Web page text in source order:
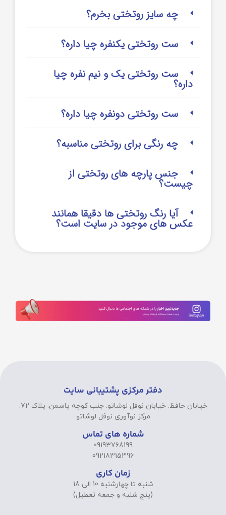
چه سایز روتختی بخرم؟
ست روتختی یکنفره چیا داره؟
ست روتختی یک و نیم نفره چیا
داره؟
ست روتختی دونفره چیا داره؟
چه رنگی برای روتختی مناسبه؟
جنس پارچه های روتختی از
چیست؟
آیا رنگ روتختی ها دقیقا همانند
عکس های موجود در سایت است؟
دفتر مرکزی پشتیبانی سایت
خیابان حافظ. خیابان نوفل لوشاتو. جنب کوچه یاسمن. پلاک 72.
مرکز نوآوری نوفل لوشاتو
شماره های تماس
09193768199
09218315396
زمان کاری
شنبه تا چهارشنبه 10 الی 18
(پنج شنبه و جمعه تعطیل)